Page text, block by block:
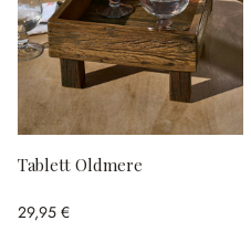
Tablett Oldmere
29,95 €